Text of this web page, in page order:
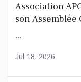
Association
son
...
Jul 18, 2026